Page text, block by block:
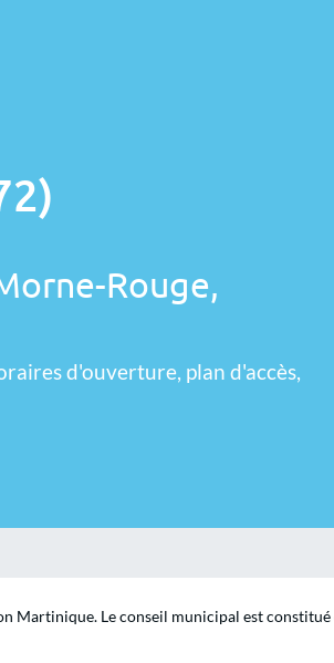
Rouge,
d'ouverture, plan d'accès,
Martinique. Le conseil municipal est